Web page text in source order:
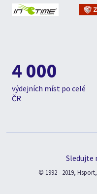
4 000
výdejních míst po celé
ČR
Sledujte
© 1992 - 2019,